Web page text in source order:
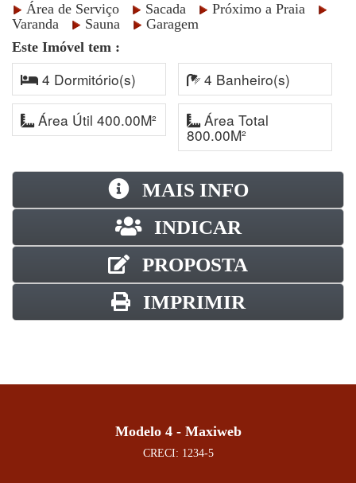
Área de Serviço
Sacada
Próximo a Praia
Varanda
Sauna
Garagem
Este Imóvel tem :
4 Dormitório(s) 4 Banheiro(s)
Área Útil 400.00M² Área Total
800.00M²
MAIS INFO
INDICAR
PROPOSTA
IMPRIMIR
Modelo 4 - Maxiweb
CRECI: 1234-5